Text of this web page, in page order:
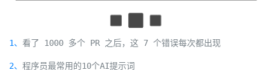
1、 看了 1000 多个 PR 之后，这 7 个错误每次都出现
2、 程序员最常用的10个AI提示词